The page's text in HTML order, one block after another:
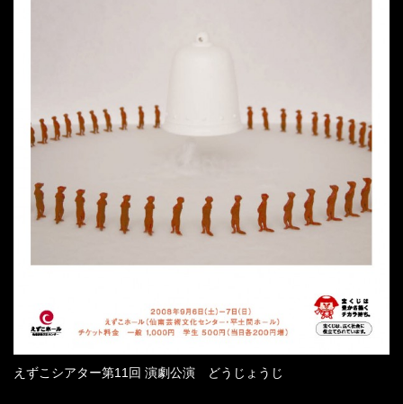
えずこシアター第11回 演劇公演 どうじょうじ